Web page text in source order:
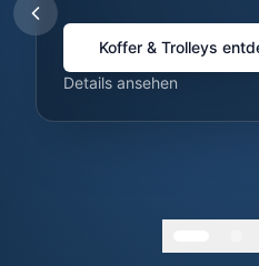
Koffer & Trolleys
Details ansehen